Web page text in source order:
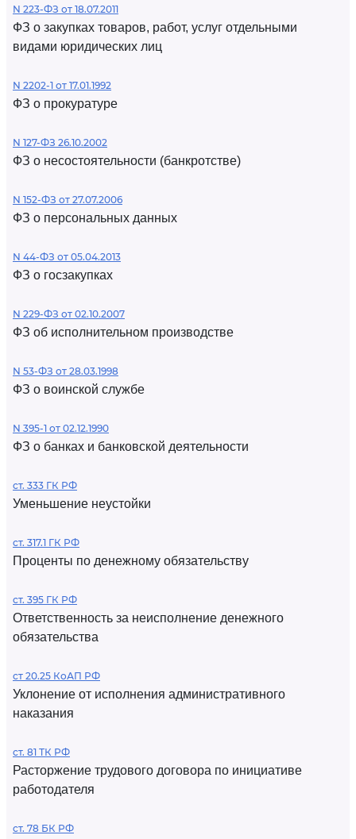
N 223-ФЗ от 18.07.2011
ФЗ о закупках товаров, работ, услуг отдельными
видами юридических лиц
N 2202-1 от 17.01.1992
ФЗ о прокуратуре
N 127-ФЗ 26.10.2002
ФЗ о несостоятельности (банкротстве)
N 152-ФЗ от 27.07.2006
ФЗ о персональных данных
N 44-ФЗ от 05.04.2013
ФЗ о госзакупках
N 229-ФЗ от 02.10.2007
ФЗ об исполнительном производстве
N 53-ФЗ от 28.03.1998
ФЗ о воинской службе
N 395-1 от 02.12.1990
ФЗ о банках и банковской деятельности
ст. 333 ГК РФ
Уменьшение неустойки
ст. 317.1 ГК РФ
Проценты по денежному обязательству
ст. 395 ГК РФ
Ответственность за неисполнение денежного
обязательства
ст 20.25 КоАП РФ
Уклонение от исполнения административного
наказания
ст. 81 ТК РФ
Расторжение трудового договора по инициативе
работодателя
ст. 78 БК РФ